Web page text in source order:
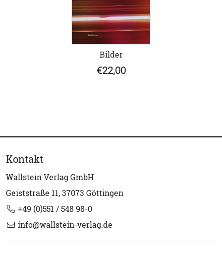
Bilder
€22,00
Kontakt
Wallstein Verlag GmbH
Geiststraße 11, 37073 Göttingen
+49 (0)551 / 548 98-0
info@wallstein-verlag.de